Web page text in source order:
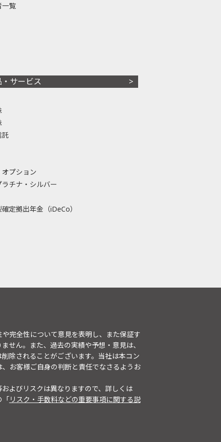
一覧
・サービス
託
プション
ラチナ・シルバー
定拠出年金（iDeCo）
完全性について意見を表明し、また保証す
せん。また、過去の実績や予想・意見は、
除されることがございます。当社は本コン
お客様ご自身の判断と責任でなさるようお
よびリスクは異なりますので、詳しくは
「リスク・手数料などの重要事項に関する説